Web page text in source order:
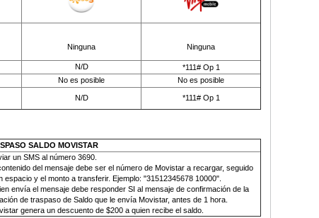
Ninguna Ninguna
N/D
*111# Op 1
No es posible No es posible
N/D *111# Op 1
SALDO MOVISTAR
un SMS al número3690.
del mensaje debe ser el número de Movistar a recargar, seguido
espacio y el monto a transferir. Ejemplo: "31512345678 10000".
envía el mensaje debe responder SI al mensaje de confirmación de la
de traspaso de Saldo que le envía Movistar, antes de 1 hora.
genera un descuento de $200 a quien recibe el saldo